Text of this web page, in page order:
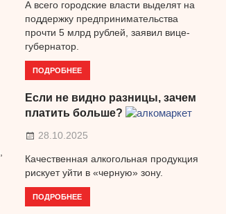
А всего городские власти выделят на
поддержку предпринимательства
прочти 5 млрд рублей, заявил вице-
губернатор.
ПОДРОБНЕЕ
Если не видно разницы, зачем
платить больше?
28.10.2025
Качественная алкогольная продукция
рискует уйти в «черную» зону.
ПОДРОБНЕЕ